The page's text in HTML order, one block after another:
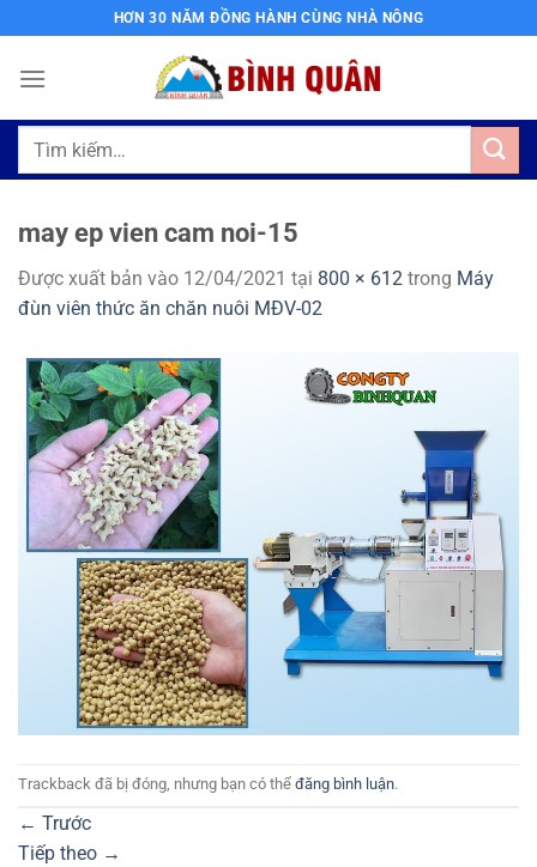
qua
nội
HƠN 30 NĂM ĐỒNG HÀNH CÙNG NHÀ NÔNG
Tìm
may ep vien cam noi-15
Được xuất bản vào 12/04/2021 tại 800 × 612 trong Máy
đùn viên thức ăn chăn nuôi MĐV-02
Trackback đã bị đóng, nhưng bạn có thể đăng bình luận.
← Trước
Tiếp theo →